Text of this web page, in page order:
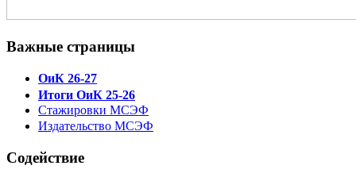
Важные страницы
ОиК 26-27
Итоги ОиК 25-26
Стажировки МСЭФ
Издательство МСЭФ
Содействие